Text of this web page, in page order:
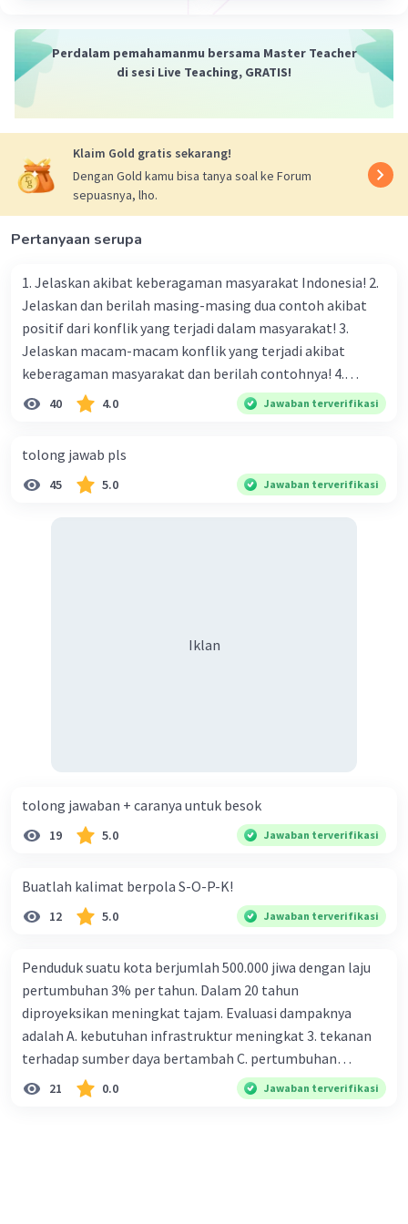
Iklan
Perdalam pemahamanmu bersama Master Teacher
di sesi Live Teaching, GRATIS!
Klaim Gold gratis sekarang!
Dengan Gold kamu bisa tanya soal ke Forum
sepuasnya, lho.
Pertanyaan serupa
1. Jelaskan akibat keberagaman masyarakat Indonesia! 2.
Jelaskan dan berilah masing-masing dua contoh akibat
positif dari konflik yang terjadi dalam masyarakat! 3.
Jelaskan macam-macam konflik yang terjadi akibat
keberagaman masyarakat dan berilah contohnya! 4.
Mengapa dalam masyarakat yang memiliki keberagaman
bahasa, dan budaya. Berdasarkan pernyataan tersebut,
apa yang dapat kalian lakukan untuk menjaga
40 4.0 Jawaban terverifikasi
tolong jawab pls
45 5.0 Jawaban terverifikasi
Iklan
tolong jawaban + caranya untuk besok
19 5.0 Jawaban terverifikasi
Buatlah kalimat berpola S-O-P-K!
12 5.0 Jawaban terverifikasi
Penduduk suatu kota berjumlah 500.000 jiwa dengan laju
pertumbuhan 3% per tahun. Dalam 20 tahun
diproyeksikan meningkat tajam. Evaluasi dampaknya
adalah A. kebutuhan infrastruktur meningkat 3. tekanan
terhadap sumber daya bertambah C. pertumbuhan
eksponensial berdampak jangka panjang D. tidak
memengaruhi tata ruang E. proyeksi penduduk penting
21 0.0 Jawaban terverifikasi